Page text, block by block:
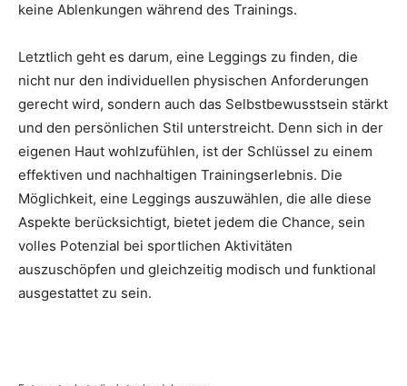
keine Ablenkungen während des Trainings.
Letztlich geht es darum, eine Leggings zu finden, die
nicht nur den individuellen physischen Anforderungen
gerecht wird, sondern auch das Selbstbewusstsein stärkt
und den persönlichen Stil unterstreicht. Denn sich in der
eigenen Haut wohlzufühlen, ist der Schlüssel zu einem
effektiven und nachhaltigen Trainingserlebnis. Die
Möglichkeit, eine Leggings auszuwählen, die alle diese
Aspekte berücksichtigt, bietet jedem die Chance, sein
volles Potenzial bei sportlichen Aktivitäten
auszuschöpfen und gleichzeitig modisch und funktional
ausgestattet zu sein.